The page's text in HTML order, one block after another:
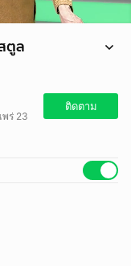
ตูล
อและสูตรของยายไว้
พร่ 23
ติดตาม